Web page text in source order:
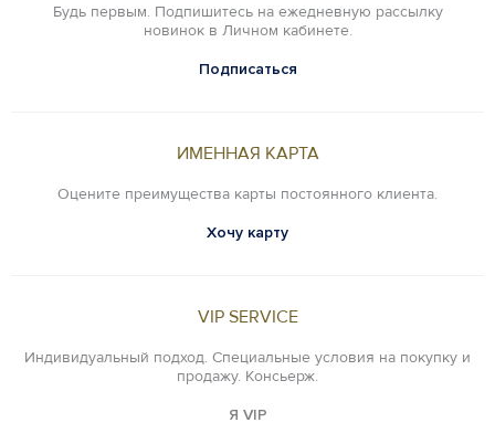
Будь первым. Подпишитесь на ежедневную рассылку
новинок в Личном кабинете.
Подписаться
ИМЕННАЯ КАРТА
Оцените преимущества карты постоянного клиента.
Хочу карту
VIP SERVICE
Индивидуальный подход. Специальные условия на покупку и
продажу. Консьерж.
Я VIP